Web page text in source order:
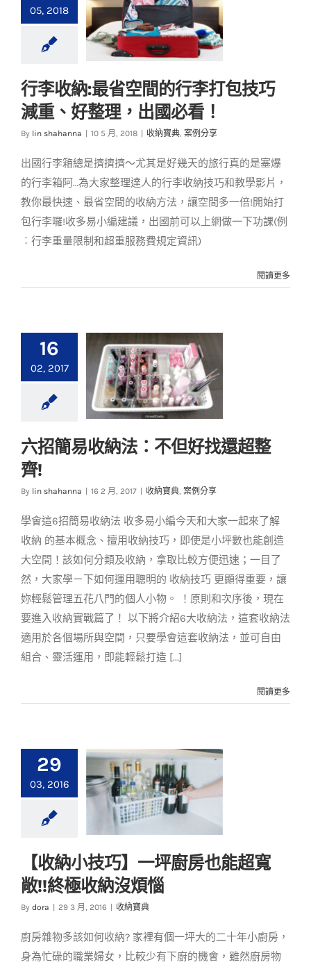
05, 2018
行李收納:最省空間的
行李打包技巧 減重、
好整理，出國必看！
行李收納:最省空間的行李打包技巧
減重、好整理，出國必看！
By lin shahanna 10 5 月, 2018 收納寶典, 案例分享
出國行李箱總是擠擠擠～尤其是好幾天的旅行真的是塞爆
的行李箱阿…為大家整理達人的行李收納技巧和教學影片，
教你最快速、最省空間的收納方法，讓空間多一倍!開始打
包行李囉!收多易小編建議，出國前可以上網做一下功課(例
︰行李重量限制和超重服務費規定資訊)
閱讀更多
16
02, 2017
收納寶典 案例分享
六招簡易收納法：不但好找還超整
齊!
By lin shahanna 16 2 月, 2017 收納寶典, 案例分享
學會這6招簡易收納法 收多易小編今天和大家一起來了解
收納 的基本概念、擅用收納技巧，即使是小坪數也能創造
大空間！該如何分類及收納，拿取比較方便迅速；一目了
然，大家學ㄧ下如何運用聰明的 收納技巧 更顯得重要，讓
妳輕鬆管理五花八門的個人小物。 ！原則和次序後，現在
要進入收納實戰篇了！ 以下將介紹6大收納法，這套收納法
適用於各個場所與空間，只要學會這套收納法，並可自由
組合、靈活運用，即能輕鬆打造 [...]
閱讀更多
29
03, 2016
【收納小技巧】一坪
廚房也能超寬敞!!終極
收納沒煩惱
【收納小技巧】一坪廚房也能超寬
敞!!終極收納沒煩惱
By dora 29 3 月, 2016 收納寶典
廚房雜物多該如何收納? 家裡有個一坪大的二十年小廚房，
身為忙碌的職業婦女，比較少有下廚的機會，雖然廚房物